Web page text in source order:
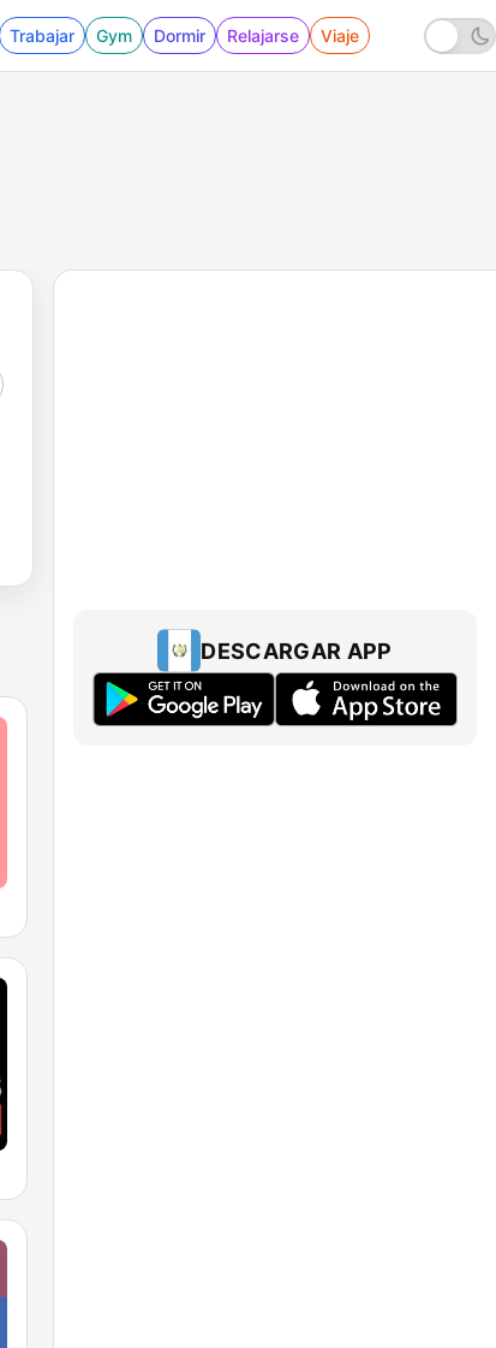
Trabajar Gym Dormir Relajarse Viaje
DESCARGAR APP